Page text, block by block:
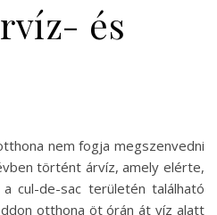
és
nem fogja megszenvedni
történt árvíz, amely elérte,
cul-de-sac területén található
otthona öt órán át víz alatt